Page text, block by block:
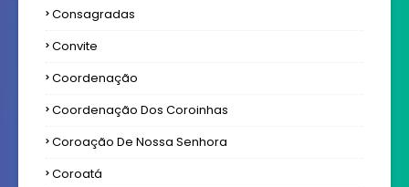
Consagradas
Convite
Coordenação
Coordenação Dos Coroinhas
Coroação De Nossa Senhora
Coroatá